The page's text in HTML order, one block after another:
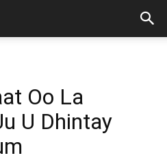
Oo La
U Dhintay